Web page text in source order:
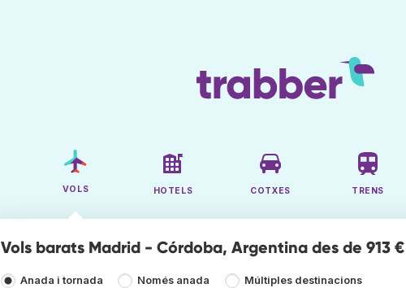
VOLS HOTELS COTXES TRENS
Vols barats Madrid - Córdoba, Argentina des de 913 €
Anada i tornada Només anada Múltiples destinacions